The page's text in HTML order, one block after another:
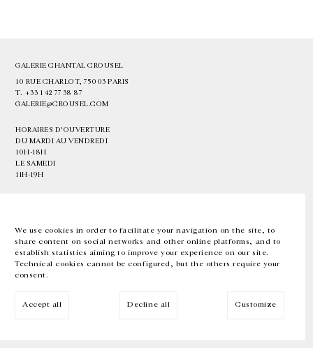
We use cookies in order to facilitate your navigation on the site, to
share content on social networks and other online platforms, and to
establish statistics aiming to improve your experience on our site.
Technical cookies cannot be configured, but the others require your
consent.
Accept all Decline all Customize
GALERIE CHANTAL CROUSEL
10 RUE CHARLOT, 75003 PARIS
T. +33 1 42 77 38 87
GALERIE@CROUSEL.COM
HORAIRES D'OUVERTURE
DU MARDI AU VENDREDI
10H-18H
LE SAMEDI
11H-19H
EN FR 中文 Facebook Instagram
Inscrivez-vous à notre newsletter